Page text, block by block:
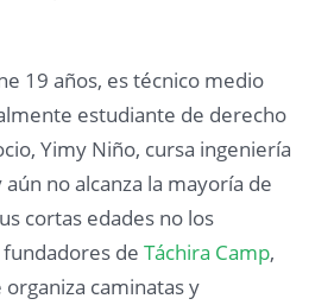
19 años, es técnico medio
estudiante de derecho
Yimy Niño, cursa ingeniería
aún no alcanza la mayoría de
cortas edades no los
de Táchira Camp,
caminatas y